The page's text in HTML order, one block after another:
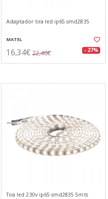
Adaptador tira led ip65 smd2835
MATEL
16,34€ 22,46€ - 27%
Tira led 230v ip65 smd2835 5mts